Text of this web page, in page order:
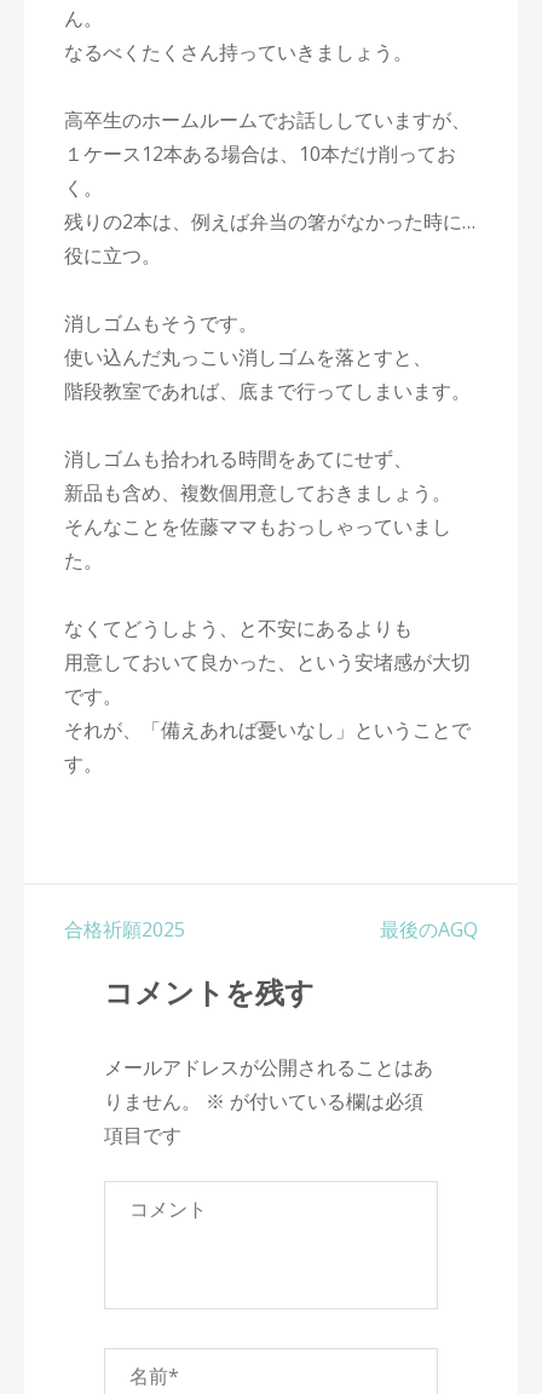
ん。
なるべくたくさん持っていきましょう。
高卒生のホームルームでお話ししていますが、
１ケース12本ある場合は、10本だけ削ってお
く。
残りの2本は、例えば弁当の箸がなかった時に…
役に立つ。
消しゴムもそうです。
使い込んだ丸っこい消しゴムを落とすと、
階段教室であれば、底まで行ってしまいます。
消しゴムも拾われる時間をあてにせず、
新品も含め、複数個用意しておきましょう。
そんなことを佐藤ママもおっしゃっていまし
た。
なくてどうしよう、と不安にあるよりも
用意しておいて良かった、という安堵感が大切
です。
それが、「備えあれば憂いなし」ということで
す。
投
合格祈願2025 最後のAGQ
コメントを残す
メールアドレスが公開されることはあ
りません。
※ が付いている欄は必須
項目です